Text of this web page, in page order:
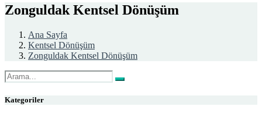
Zonguldak Kentsel Dönüşüm
Ana Sayfa
Kentsel Dönüşüm
Zonguldak Kentsel Dönüşüm
Kategoriler